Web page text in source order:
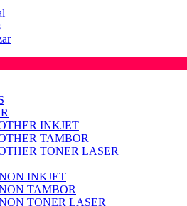
INKJET
TAMBOR
TONER LASER
INKJET
TAMBOR
TONER LASER